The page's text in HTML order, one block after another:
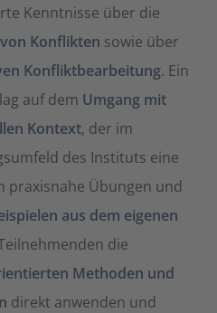
Kenntnisse über die
Konflikten sowie über
Konfliktbearbeitung. Ein
auf dem Umgang mit
Kontext, der im
des Instituts eine
praxisnahe Übungen und
aus dem eigenen
die
Methoden und
direkt anwenden und